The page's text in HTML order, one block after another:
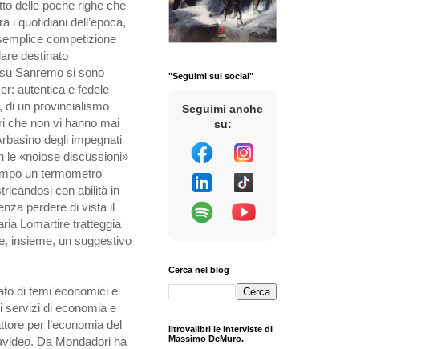
delle poche righe che
i quotidiani dell’epoca,
competizione
destinato
Sanremo si sono
autentica e fedele
di un provincialismo
che non vi hanno mai
degli impegnati
le «noiose discussioni»
un termometro
con abilità in
perdere di vista il
Lomartire tratteggia
insieme, un suggestivo
di temi economici e
servizi di economia e
per l’economia del
Da Mondadori ha
"Seguimi sui social"
Seguimi anche
su:
Cerca nel blog
iltrovalibri le interviste di
Massimo DeMuro.